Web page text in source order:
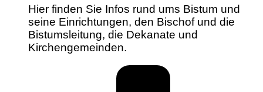
Hier finden Sie Infos rund ums Bistum und
seine Einrichtungen, den Bischof und die
Bistumsleitung, die Dekanate und
Kirchengemeinden.